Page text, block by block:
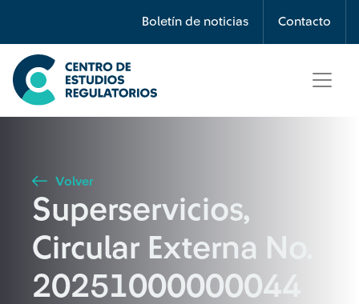
Boletín de noticias Contacto
Búsqueda
Seleccione país
Buscar
Volver
Superservicios,
Circular Externa No.
20251000000044